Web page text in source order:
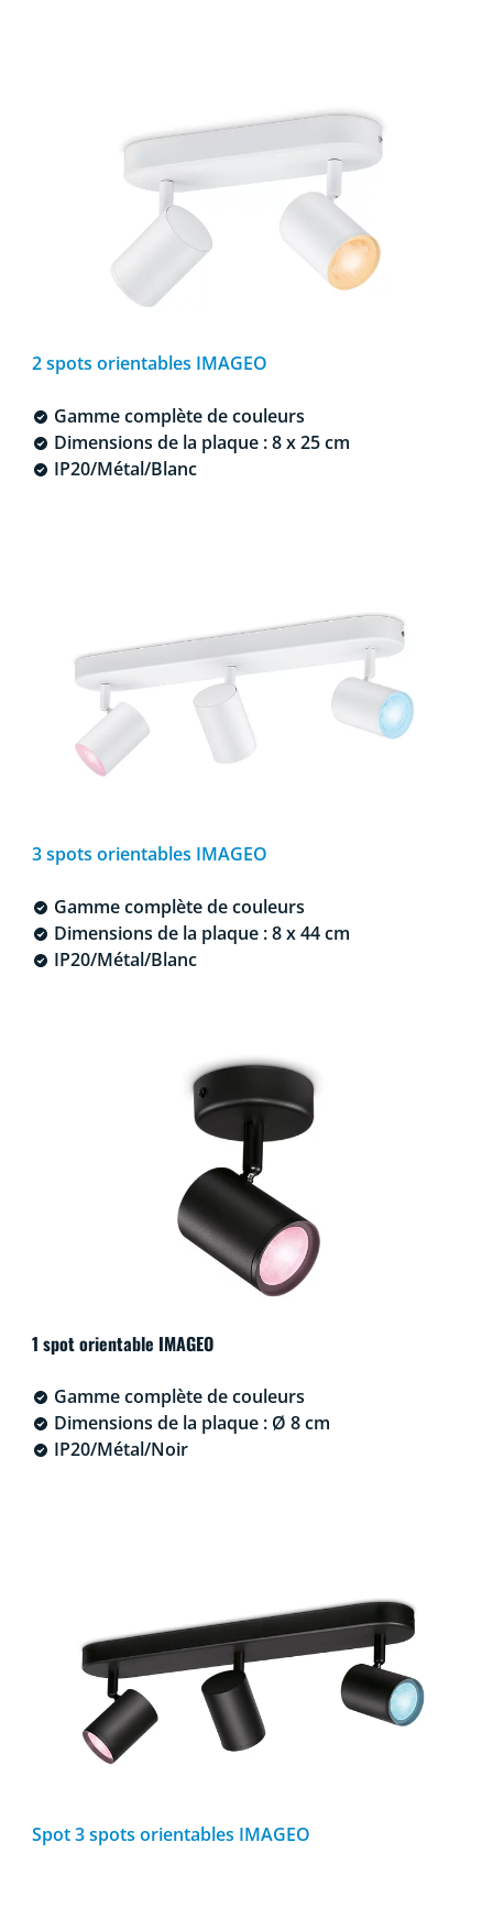
2 spots orientables IMAGEO
Gamme complète de couleurs
Dimensions de la plaque : 8 x 25 cm
IP20/Métal/Blanc
3 spots orientables IMAGEO
Gamme complète de couleurs
Dimensions de la plaque : 8 x 44 cm
IP20/Métal/Blanc
1 spot orientable IMAGEO
Gamme complète de couleurs
Dimensions de la plaque : Ø 8 cm
IP20/Métal/Noir
Spot 3 spots orientables IMAGEO